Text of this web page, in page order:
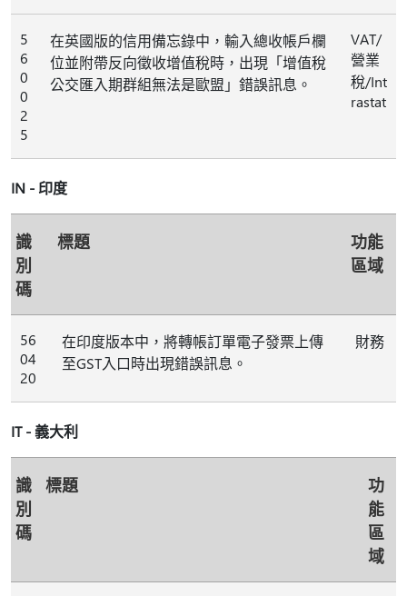
5
6
0
0
2
5
在英國版的信用備忘錄中，輸入總收帳戶欄
位並附帶反向徵收增值稅時，出現「增值稅
公交匯入期群組無法是歐盟」錯誤訊息。
VAT/
營業
稅/Int
rastat
IN - 印度
識
別
碼
標題
功能
區域
56
04
20
在印度版本中，將轉帳訂單電子發票上傳
至GST入口時出現錯誤訊息。
財務
IT - 義大利
識
別
碼
標題
功
能
區
域